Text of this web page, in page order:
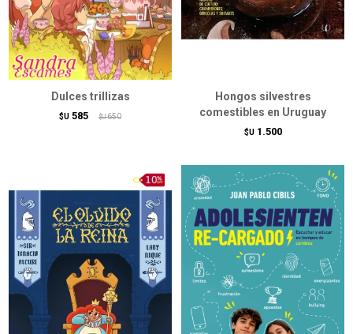
Dulces trillizas
$U 585 $U 650
Hongos silvestres
comestibles en Uruguay
$U 1.500